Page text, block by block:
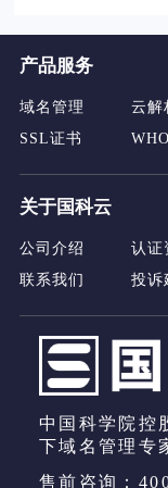
产品服务
域名管理 云解
SSL证书
关于国科云
公司介绍 认证
联系我们
投诉
中国科学院控
下域名管理专
售前咨询：